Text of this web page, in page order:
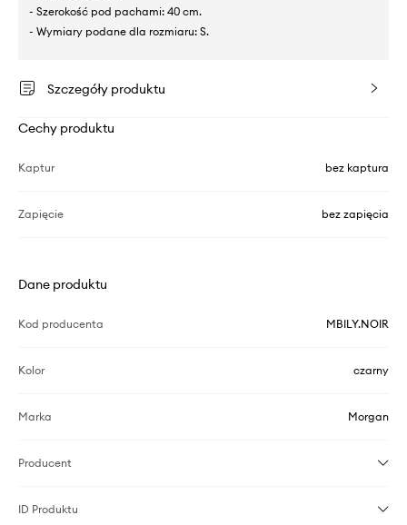
- Szerokość pod pachami: 40 cm.
- Wymiary podane dla rozmiaru: S.
Szczegóły produktu
Cechy produktu
Kaptur bez kaptura
Zapięcie bez zapięcia
Dane produktu
Kod producenta MBILY.NOIR
Kolor czarny
Marka Morgan
Producent
ID Produktu